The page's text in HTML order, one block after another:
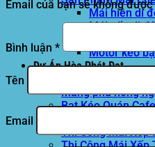
Mái hiên di
Mái xếp di
Motor kéo
Dự Án Hòa Phát Đạt
Màng phủ nông
Bạt Kéo Quán Cafe
Thi Công Mái Xếp
Email của bạn sẽ không
Bình luận *
Tên
Email